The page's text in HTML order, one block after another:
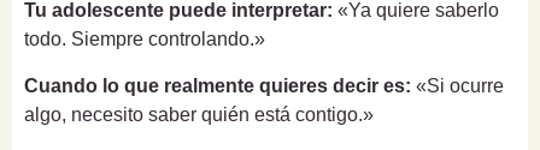
Tu adolescente puede interpretar: «Ya quiere saberlo
todo. Siempre controlando.»
Cuando lo que realmente quieres decir es: «Si ocurre
algo, necesito saber quién está contigo.»